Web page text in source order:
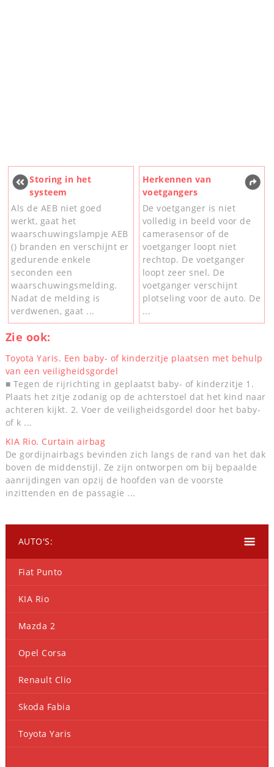
Storing in het
systeem
Als de AEB niet goed
werkt, gaat het
waarschuwingslampje AEB
() branden en verschijnt er
gedurende enkele
seconden een
waarschuwingsmelding.
Nadat de melding is
verdwenen, gaat ...
Herkennen van
voetgangers
De voetganger is niet
volledig in beeld voor de
camerasensor of de
voetganger loopt niet
rechtop. De voetganger
loopt zeer snel. De
voetganger verschijnt
plotseling voor de auto. De
...
Zie ook:
Toyota Yaris. Een baby- of kinderzitje plaatsen met behulp
van een veiligheidsgordel
■ Tegen de rijrichting in geplaatst baby- of kinderzitje 1.
Plaats het zitje zodanig op de achterstoel dat het kind naar
achteren kijkt. 2. Voer de veiligheidsgordel door het baby-
of k ...
KIA Rio. Curtain airbag
De gordijnairbags bevinden zich langs de rand van het dak
boven de middenstijl. Ze zijn ontworpen om bij bepaalde
aanrijdingen van opzij de hoofden van de voorste
inzittenden en de passagie ...
AUTO'S:
Fiat Punto
KIA Rio
Mazda 2
Opel Corsa
Renault Clio
Skoda Fabia
Toyota Yaris